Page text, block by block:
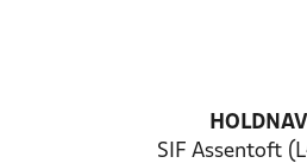
SIF Assentoft